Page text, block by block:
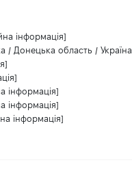
інформація]
/ Донецька область / Україна
інформація]
інформація]
інформація]